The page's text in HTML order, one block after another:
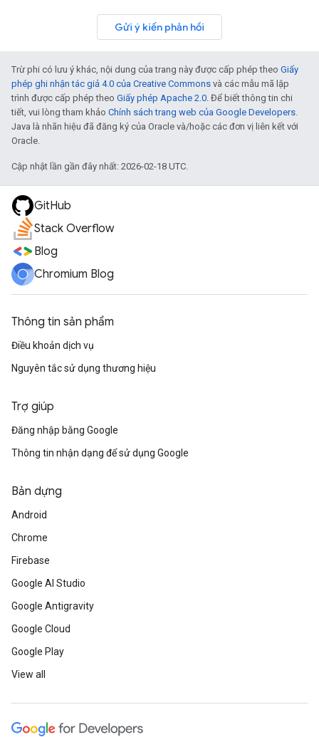
Gửi ý kiến phản hồi
Trừ phi có lưu ý khác, nội dung của trang này được cấp phép theo Giấy
phép ghi nhận tác giả 4.0 của Creative Commons và các mẫu mã lập
trình được cấp phép theo Giấy phép Apache 2.0. Để biết thông tin chi
tiết, vui lòng tham khảo Chính sách trang web của Google Developers.
Java là nhãn hiệu đã đăng ký của Oracle và/hoặc các đơn vị liên kết với
Oracle.
Cập nhật lần gần đây nhất: 2026-02-18 UTC.
GitHub
Stack Overflow
Blog
Chromium Blog
Thông tin sản phẩm
Điều khoản dịch vụ
Nguyên tắc sử dụng thương hiệu
Trợ giúp
Đăng nhập bằng Google
Thông tin nhận dạng để sử dụng Google
Bản dựng
Android
Chrome
Firebase
Google AI Studio
Google Antigravity
Google Cloud
Google Play
View all